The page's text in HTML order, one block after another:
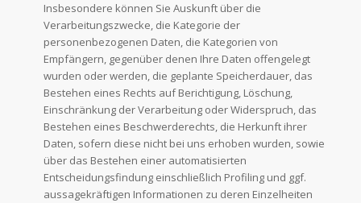
Insbesondere können Sie Auskunft über die
Verarbeitungszwecke, die Kategorie der
personenbezogenen Daten, die Kategorien von
Empfängern, gegenüber denen Ihre Daten offengelegt
wurden oder werden, die geplante Speicherdauer, das
Bestehen eines Rechts auf Berichtigung, Löschung,
Einschränkung der Verarbeitung oder Widerspruch, das
Bestehen eines Beschwerderechts, die Herkunft ihrer
Daten, sofern diese nicht bei uns erhoben wurden, sowie
über das Bestehen einer automatisierten
Entscheidungsfindung einschließlich Profiling und ggf.
aussagekräftigen Informationen zu deren Einzelheiten